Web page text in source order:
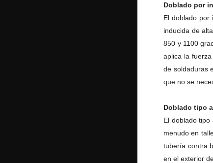
Doblado por
El doblado por
inducida de
850 y 1100
aplica la fuerza
de soldaduras
que no se
Doblado tipo
El doblado
menudo en
tubería contra
en el exterior